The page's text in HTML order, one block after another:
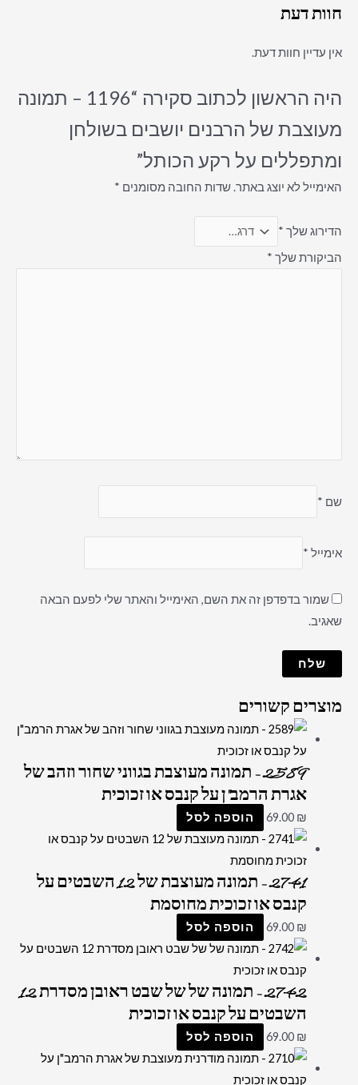
חוות דעת
אין עדיין חוות דעת.
היה הראשון לכתוב סקירה “1196 – תמונה
מעוצבת של הרבנים יושבים בשולחן
ומתפללים על רקע הכותל”
האימייל לא יוצג באתר.שדות החובה מסומנים *
הדירוג שלך *
הביקורת שלך *
שם *
אימייל *
שמור בדפדפן זה את השם, האימייל והאתר שלי לפעם הבאה
שאגיב.
מוצרים קשורים
2589 – תמונה מעוצבת בגווני שחור וזהב של
אגרת הרמב"ן על קנבס או זכוכית
69.00 ₪ הוספה לסל
2741 – תמונה מעוצבת של 12 השבטים על
קנבס או זכוכית מחוסמת
69.00 ₪ הוספה לסל
2742 – תמונה של של שבט ראובן מסדרת 12
השבטים על קנבס או זכוכית
69.00 ₪ הוספה לסל